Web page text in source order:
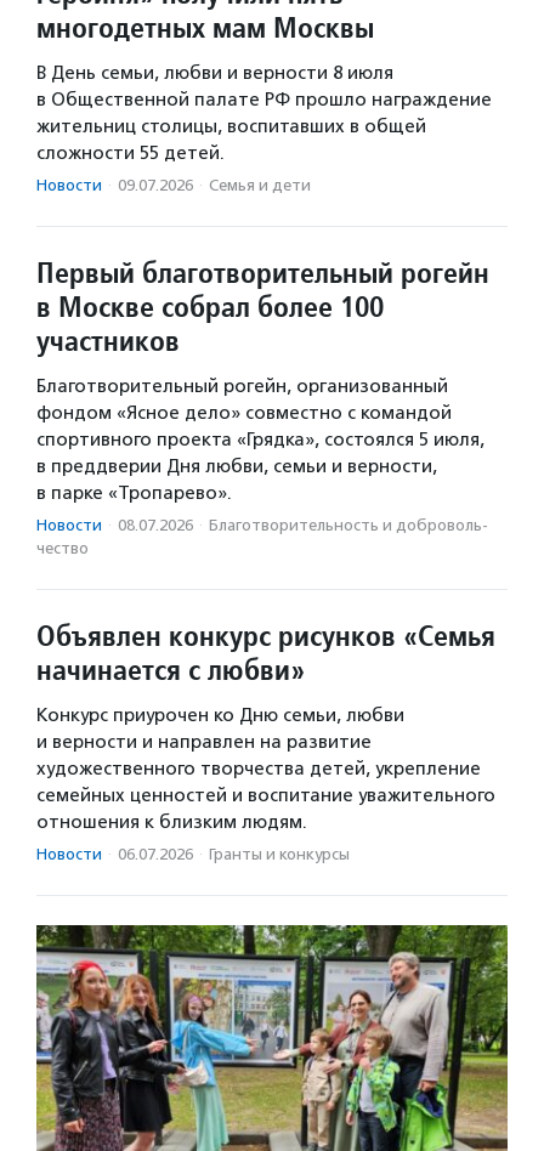
многодетных мам Москвы
В День семьи, любви и верности 8 июля
в Общественной палате РФ прошло награждение
жительниц столицы, воспитавших в общей
сложности 55 детей.
Новости · 09.07.2026 · Семья и дети
Первый благотворительный рогейн
в Москве собрал более 100
участников
Благотворительный рогейн, организованный
фондом «Ясное дело» совместно с командой
спортивного проекта «Грядка», состоялся 5 июля,
в преддверии Дня любви, семьи и верности,
в парке «Тропарево».
Новости · 08.07.2026 · Благотвори­тель­ность и доброволь­
чест­во
Объявлен конкурс рисунков «Семья
начинается с любви»
Конкурс приурочен ко Дню семьи, любви
и верности и направлен на развитие
художественного творчества детей, укрепление
семейных ценностей и воспитание уважительного
отношения к близким людям.
Новости · 06.07.2026 · Гранты и конкурсы